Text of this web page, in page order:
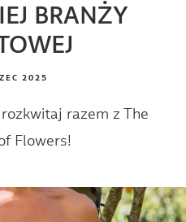
BRANŻY
2025
razem z The
Flowers!